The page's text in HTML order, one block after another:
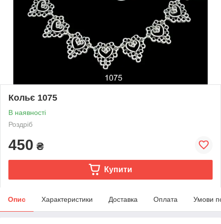
Кольє 1075
В наявності
Роздріб
450 ₴
Купити
Опис Характеристики Доставка Оплата Умови